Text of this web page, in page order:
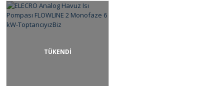
TÜKENDİ